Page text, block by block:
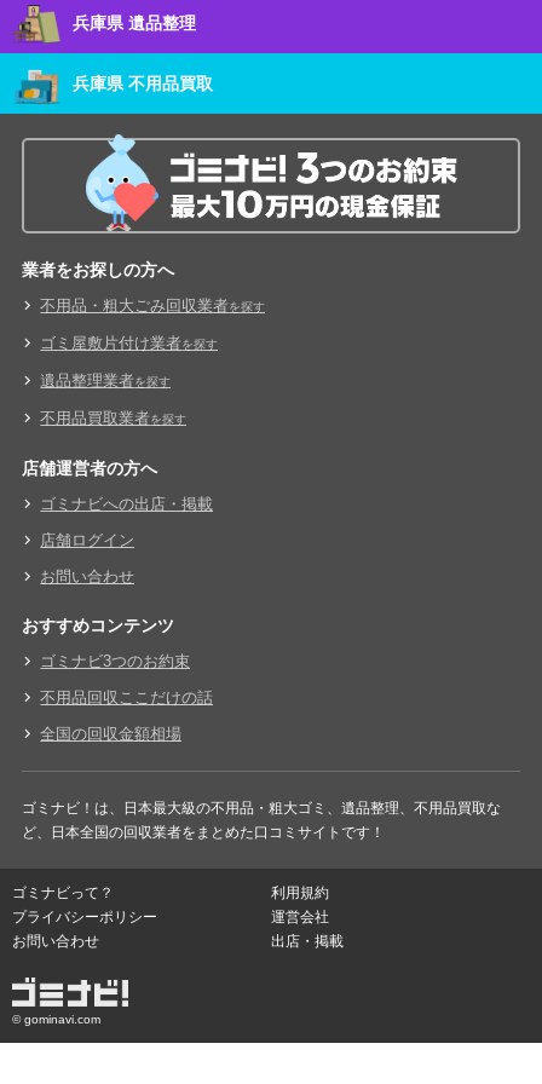
兵庫県 遺品整理
兵庫県 不用品買取
業者をお探しの方へ
不用品・粗大ごみ回収業者を探す
ゴミ屋敷片付け業者を探す
遺品整理業者を探す
不用品買取業者を探す
店舗運営者の方へ
ゴミナビへの出店・掲載
店舗ログイン
お問い合わせ
おすすめコンテンツ
ゴミナビ3つのお約束
不用品回収ここだけの話
全国の回収金額相場
ゴミナビ！は、日本最大級の不用品・粗大ゴミ、遺品整理、不用品買取な
ど、日本全国の回収業者をまとめた口コミサイトです！
ゴミナビって？
利用規約
プライバシーポリシー
運営会社
お問い合わせ
出店・掲載
© gominavi.com